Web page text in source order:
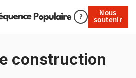
?
Nous
soutenir
Nous soutenir
construction